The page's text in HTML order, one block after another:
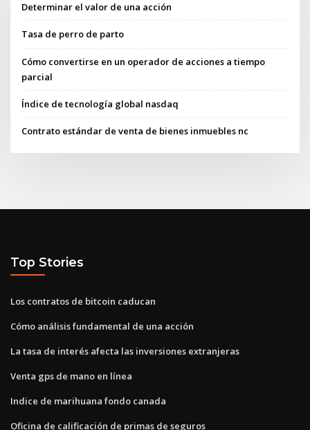
Determinar el valor de una acción
Tasa de perro de parto
Cómo convertirse en un operador de acciones a tiempo
parcial
Índice de tecnología global nasdaq
Contrato estándar de venta de bienes inmuebles nc
Top Stories
Los contratos de bitcoin caducan
Cómo análisis fundamental de una acción
La tasa de interés afecta las inversiones extranjeras
Venta gps de mano en línea
Indice de marihuana fondo canada
Oficina de calificación de primas de seguros